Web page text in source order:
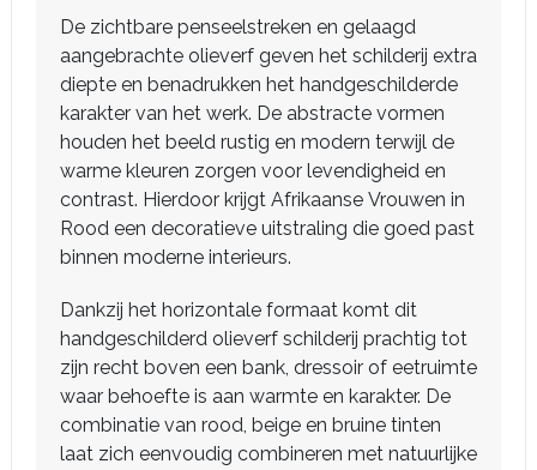
De zichtbare penseelstreken en gelaagd
aangebrachte olieverf geven het schilderij extra
diepte en benadrukken het handgeschilderde
karakter van het werk. De abstracte vormen
houden het beeld rustig en modern terwijl de
warme kleuren zorgen voor levendigheid en
contrast. Hierdoor krijgt Afrikaanse Vrouwen in
Rood een decoratieve uitstraling die goed past
binnen moderne interieurs.
Dankzij het horizontale formaat komt dit
handgeschilderd olieverf schilderij prachtig tot
zijn recht boven een bank, dressoir of eetruimte
waar behoefte is aan warmte en karakter. De
combinatie van rood, beige en bruine tinten
laat zich eenvoudig combineren met natuurlijke